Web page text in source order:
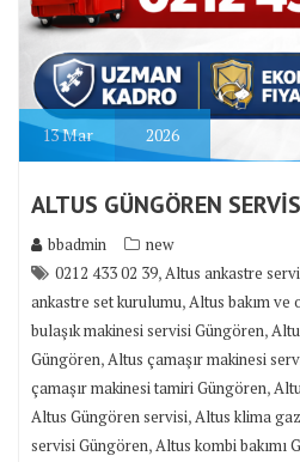
13Mar 2026
ALTUS GÜNGÖREN
bbadmin
new
0212 433 02 39,Altus ankastre
ankastre set kurulumu,Altus bakım ve
bulaşık makinesi servisi Güngören,
Güngören,Altus çamaşır makinesi
çamaşır makinesi tamiri Güngören,
Altus Güngören servisi,Altus klima
servisi Güngören,Altus kombi bakımı